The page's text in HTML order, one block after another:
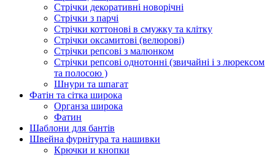
Стрічки декоративні новорічні
Стрічки з парчі
Стрічки коттонові в смужку та клітку
Стрічки оксамитові (велюрові)
Стрічки репсові з малюнком
Стрічки репсові однотонні (звичайні і з люрексом
та полосою )
Шнури та шпагат
Фатін та сітка широка
Органза широка
Фатин
Шаблони для бантів
Швейна фурнітура та нашивки
Крючки и кнопки